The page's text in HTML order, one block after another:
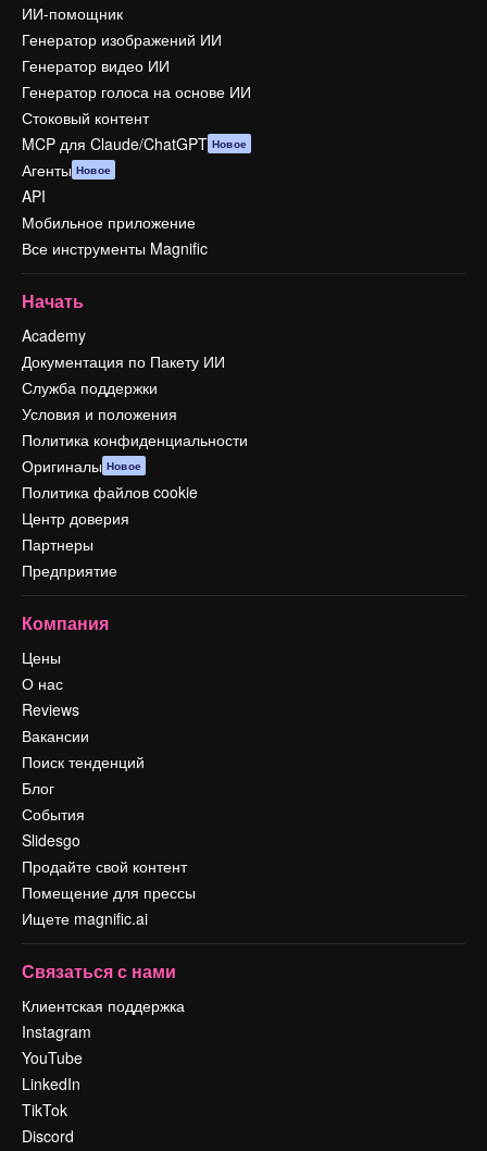
ИИ-помощник
Генератор изображений ИИ
Генератор видео ИИ
Генератор голоса на основе ИИ
Стоковый контент
MCP для Claude/ChatGPT Новое
Агенты Новое
API
Мобильное приложение
Все инструменты Magnific
Начать
Academy
Документация по Пакету ИИ
Служба поддержки
Условия и положения
Политика конфиденциальности
Оригиналы Новое
Политика файлов cookie
Центр доверия
Партнеры
Предприятие
Компания
Цены
О нас
Reviews
Вакансии
Поиск тенденций
Блог
События
Slidesgo
Продайте свой контент
Помещение для прессы
Ищете magnific.ai
Связаться с нами
Клиентская поддержка
Instagram
YouTube
LinkedIn
TikTok
Discord